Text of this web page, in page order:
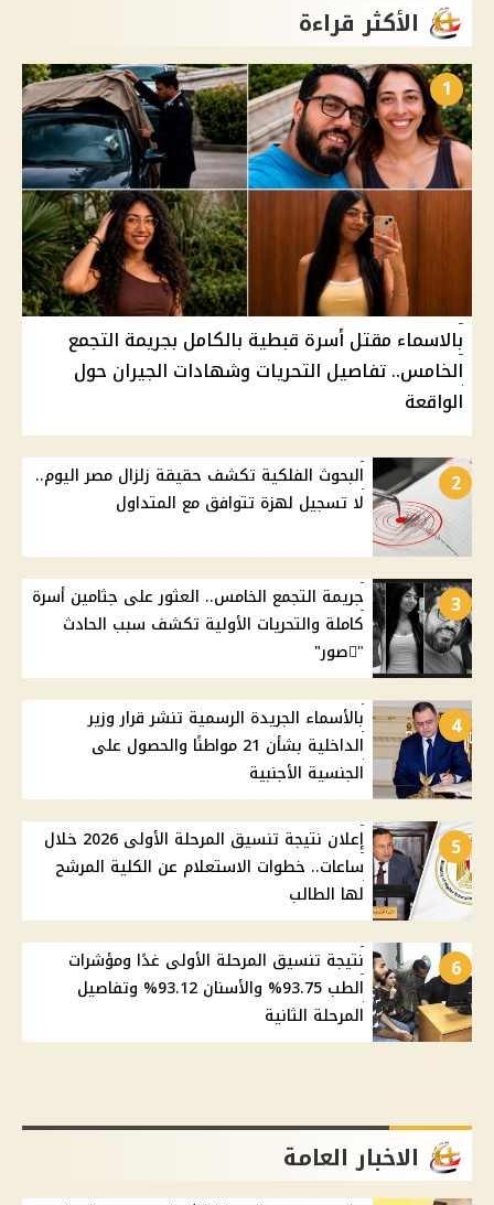
الأكثر قراءة
1
بالاسماء مقتل أسرة قبطية بالكامل بجريمة التجمع
الخامس.. تفاصيل التحريات وشهادات الجيران حول
الواقعة
2
البحوث الفلكية تكشف حقيقة زلزال مصر اليوم..
لا تسجيل لهزة تتوافق مع المتداول
3
جريمة التجمع الخامس.. العثور على جثامين أسرة
كاملة والتحريات الأولية تكشف سبب الحادث
"ًصور"
4
بالأسماء الجريدة الرسمية تنشر قرار وزير
الداخلية بشأن 21 مواطنًا والحصول على
الجنسية الأجنبية
5
إعلان نتيجة تنسيق المرحلة الأولى 2026 خلال
ساعات.. خطوات الاستعلام عن الكلية المرشح
لها الطالب
6
نتيجة تنسيق المرحلة الأولى غدًا ومؤشرات
الطب 93.75% والأسنان 93.12% وتفاصيل
المرحلة الثانية
الاخبار العامة